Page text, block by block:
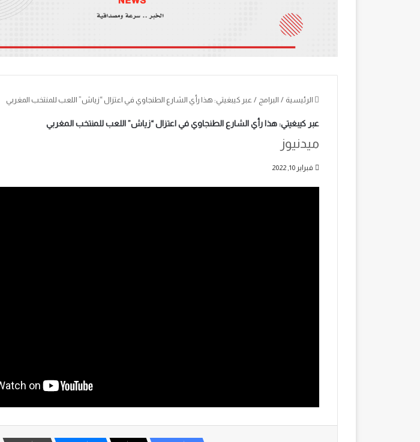
الرئيسية / البرامج / عبر كيبغيتي: هذا رأي الشارع الطنجاوي في اعتزال “زياش” اللعب للمنتخب المغربي
عبر كيبغيتي: هذا رأي الشارع الطنجاوي في اعتزال “زياش” اللعب للمنتخب المغربي
ميدنيوز
فبراير 10, 2022